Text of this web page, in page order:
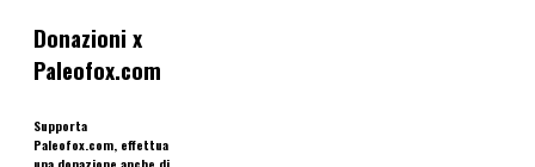
Donazioni x
Paleofox.com
Supporta
Paleofox.com, effettua
una donazione anche di